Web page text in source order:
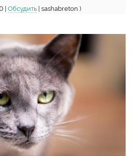
| Обсудить | sashabreton )